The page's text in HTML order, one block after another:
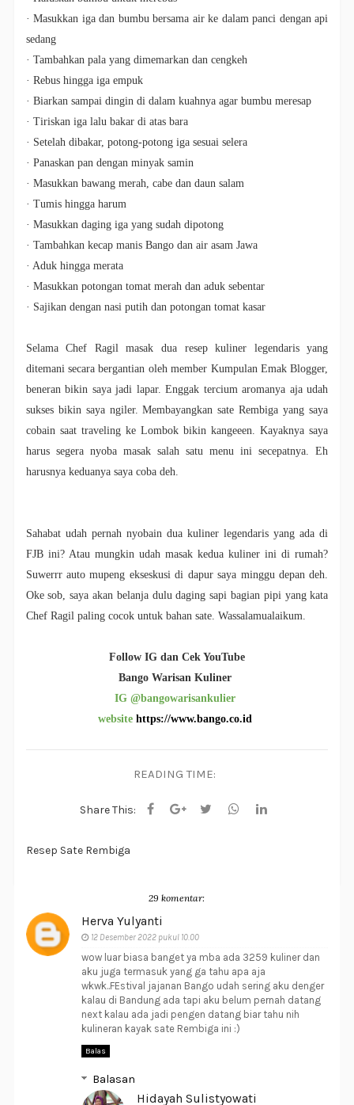
· Masukkan iga dan bumbu bersama air ke dalam panci dengan api
sedang
· Tambahkan pala yang dimemarkan dan cengkeh
· Rebus hingga iga empuk
· Biarkan sampai dingin di dalam kuahnya agar bumbu meresap
· Tiriskan iga lalu bakar di atas bara
· Setelah dibakar, potong-potong iga sesuai selera
· Panaskan pan dengan minyak samin
· Masukkan bawang merah, cabe dan daun salam
· Tumis hingga harum
· Masukkan daging iga yang sudah dipotong
· Tambahkan kecap manis Bango dan air asam Jawa
· Aduk hingga merata
· Masukkan potongan tomat merah dan aduk sebentar
· Sajikan dengan nasi putih dan potongan tomat kasar
Selama Chef Ragil masak dua resep kuliner legendaris yang
ditemani secara bergantian oleh member Kumpulan Emak Blogger,
beneran bikin saya jadi lapar. Enggak tercium aromanya aja udah
sukses bikin saya ngiler. Membayangkan sate Rembiga yang saya
cobain saat traveling ke Lombok bikin kangeeen. Kayaknya saya
harus segera nyoba masak salah satu menu ini secepatnya. Eh
harusnya keduanya saya coba deh.
Sahabat udah pernah nyobain dua kuliner legendaris yang ada di
FJB ini? Atau mungkin udah masak kedua kuliner ini di rumah?
Suwerrr auto mupeng ekseskusi di dapur saya minggu depan deh.
Oke sob, saya akan belanja dulu daging sapi bagian pipi yang kata
Chef Ragil paling cocok untuk bahan sate. Wassalamualaikum.
Follow IG dan Cek YouTube
Bango Warisan Kuliner
IG @bangowarisankulier
websitehttps://www.bango.co.id
READING TIME:
Share This:
Resep Sate Rembiga
29 komentar:
Herva Yulyanti
12 Desember 2022 pukul 10.00
wow luar biasa banget ya mba ada 3259 kuliner dan
aku juga termasuk yang ga tahu apa aja
wkwk..FEstival jajanan Bango udah sering aku denger
kalau di Bandung ada tapi aku belum pernah datang
next kalau ada jadi pengen datang biar tahu nih
kulineran kayak sate Rembiga ini :)
Balas
Balasan
Hidayah Sulistyowati